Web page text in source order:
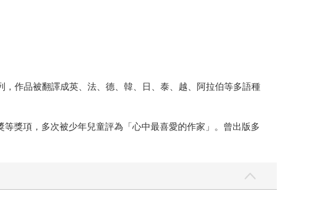
作品被翻譯成英、法、德、韓、日、泰、越、阿拉伯等多語種
獎項，多次被少年兒童評為「心中最喜愛的作家」。曾出版多